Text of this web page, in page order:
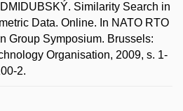
Similarity Search in
Data. Online. In NATO RTO
Group Symposium. Brussels:
Organisation, 2009, s. 1-
2.